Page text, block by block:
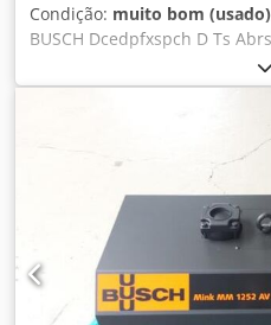
Condição: muito bom (usado)
BUSCH Dcedpfxspch D Ts
com controlo e tanque de
Capacidade nominal de
máxima 60 hPa (mbar)
Velocidade nominal do motor
(ISO 2151) 70 dB(A)
kg Dimensões (C x L x A)
gás G 2 Saída de gás R 1"
bombas à unidade de
K+B Ano de construção 2004
temperatura máxima
permitida -1/0 bar